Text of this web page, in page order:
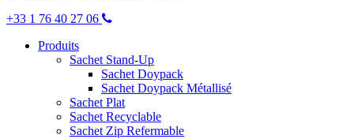
+33 1 76 40 27 06
Produits
Sachet Stand-Up
Sachet Doypack
Sachet Doypack Métallisé
Sachet Plat
Sachet Recyclable
Sachet Zip Refermable